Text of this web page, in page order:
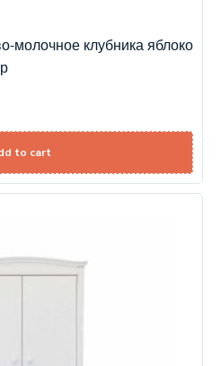
молочное клубника яблоко
to cart